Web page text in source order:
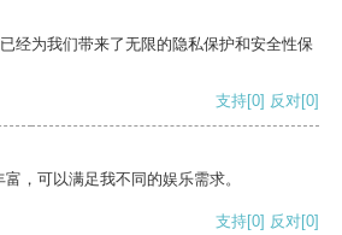
经为我们带来了无限的隐私保护和安全性保
支持[0] 反对[0]
，可以满足我不同的娱乐需求。
支持[0] 反对[0]